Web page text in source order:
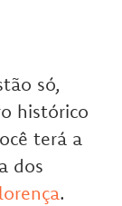
só,
histórico
terá a
dos
.